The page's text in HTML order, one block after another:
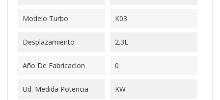
Modelo Turbo K03
Desplazamiento 2.3L
Año De Fabricacion 0
Ud. Medida Potencia KW